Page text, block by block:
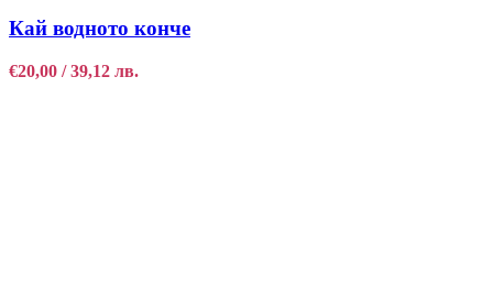
Кай водното конче
€20,00 / 39,12 лв.